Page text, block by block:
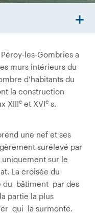
les-Gombries a
murs intérieurs du
d’habitants du
la construction
XIIIe et XVIe s.
une nef et ses
surélevé par
uniquement sur le
La croisée du
du bâtiment par des
partie la plus
qui la surmonte.